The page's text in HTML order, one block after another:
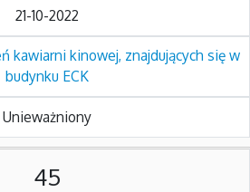
21-10-2022
kawiarni kinowej, znajdujących się w
budynku ECK
Unieważniony
45